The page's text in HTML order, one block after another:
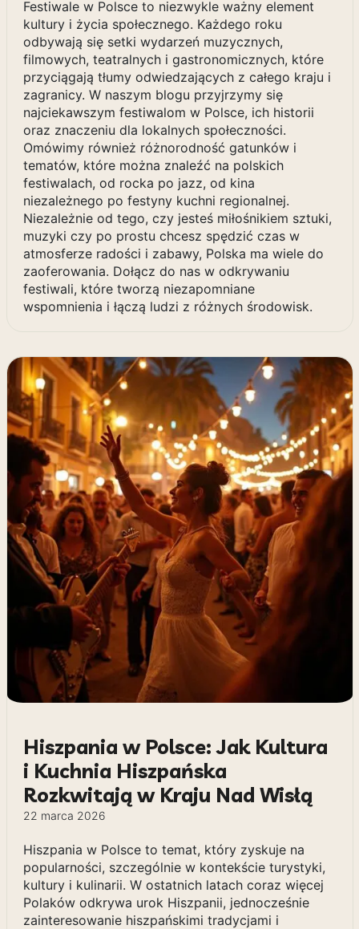
Festiwale w Polsce to niezwykle ważny element
kultury i życia społecznego. Każdego roku
odbywają się setki wydarzeń muzycznych,
filmowych, teatralnych i gastronomicznych, które
przyciągają tłumy odwiedzających z całego kraju i
zagranicy. W naszym blogu przyjrzymy się
najciekawszym festiwalom w Polsce, ich historii
oraz znaczeniu dla lokalnych społeczności.
Omówimy również różnorodność gatunków i
tematów, które można znaleźć na polskich
festiwalach, od rocka po jazz, od kina
niezależnego po festyny kuchni regionalnej.
Niezależnie od tego, czy jesteś miłośnikiem sztuki,
muzyki czy po prostu chcesz spędzić czas w
atmosferze radości i zabawy, Polska ma wiele do
zaoferowania. Dołącz do nas w odkrywaniu
festiwali, które tworzą niezapomniane
wspomnienia i łączą ludzi z różnych środowisk.
Hiszpania w Polsce: Jak Kultura
i Kuchnia Hiszpańska
Rozkwitają w Kraju Nad Wisłą
22 marca 2026
Hiszpania w Polsce to temat, który zyskuje na
popularności, szczególnie w kontekście turystyki,
kultury i kulinarii. W ostatnich latach coraz więcej
Polaków odkrywa urok Hiszpanii, jednocześnie
zainteresowanie hiszpańskimi tradycjami i